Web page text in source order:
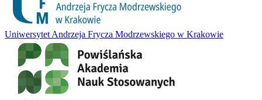
Uniwersytet Andrzeja Frycza Modrzewskiego w Krakowie